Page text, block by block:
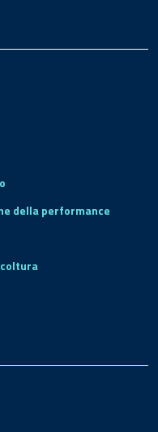
della performance